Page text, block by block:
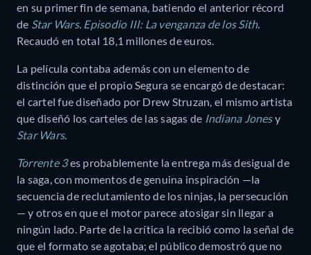
en su primer fin de semana, batiendo el anterior récord
de Star Wars. Episodio III: La venganza de los Sith.
Recaudó en total 18,1 millones de euros.
La película contaba además con un elemento de
distinción que el propio Segura se encargó de destacar:
el cartel fue diseñado por Drew Struzan, el mismo artista
que diseñó los carteles de las sagas de Indiana Jonesy
Star Wars.
Torrente 3es probablemente la entrega más desigual de
la saga, con momentos de genuina inspiración —la
secuencia de reclutamiento de los ninjas, la persecución
— y otros en que el motor parece atosigar sin llegar a
ningún lado. Parte de la crítica la recibió como la señal de
que el formato se agotaba; el público demostró que no